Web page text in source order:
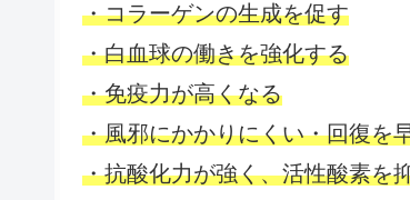
・コラーゲンの生成を促す
・白血球の働きを強化する
・免疫力が高くなる
・風邪にかかりにくい・回復を
・抗酸化力が強く、活性酸素を